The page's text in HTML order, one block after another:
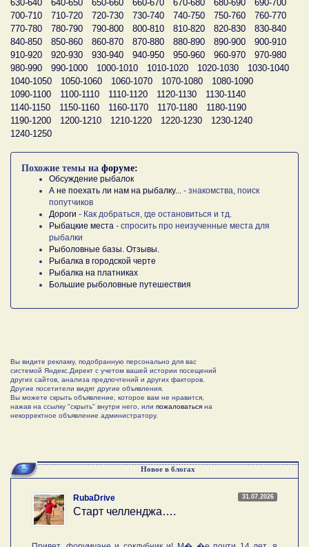
630-640
640-650 650-660 660-670 670-680 680-690
690-700
700-710
710-720 720-730 730-740 740-750 750-760
760-770
770-780
780-790 790-800 800-810 810-820 820-830
830-840
840-850
850-860 860-870 870-880 880-890 890-900
900-910
910-920
920-930 930-940 940-950 950-960 960-970
970-980
980-990
990-1000 1000-1010 1010-1020 1020-1030
1030-1040
1040-1050
1050-1060 1060-1070 1070-1080
1080-1090
1090-1100
1100-1110 1110-1120 1120-1130
1130-1140
1140-1150
1150-1160 1160-1170 1170-1180
1180-1190
1190-1200
1200-1210 1210-1220 1220-1230
1230-1240
1240-1250
Похожие темы на форуме:
Обсуждение рыбалок
А не поехать ли нам на рыбалку...
- знакомства, поиск
попутчиков
Дороги - Как добраться, где остановиться и тд.
Рыбацкие места - спросить про неизученные места для
рыбалки
Рыболовные базы. Отзывы.
Рыбалка в городской черте
Рыбалка на платниках
Большие рыболовные путешествия
Вы видите рекламу, подобранную персонально для вас
системой Яндекс.Директ с учетом вашей истории посещений
других сайтов, анализа предпочтений и других факторов.
Другие посетители видят другие объявления.
Вы можете скрыть объявление, которое вам не нравится,
нажав на ссылку "скрыть" внутри него, или пожаловаться на
некорректное объявление администратору.
Новое в блогах
31.07.2026
RubaDrive
Старт челленджа….